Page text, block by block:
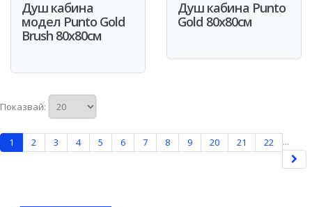
Душ кабина
модел Punto Gold
Brush 80x80см
Душ кабина Punto
Gold 80x80см
Показвай:
1 2 3 4 5 6 7 8 9 ...
20 21 22